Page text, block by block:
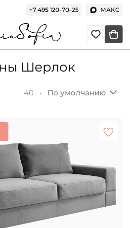
+7 495 120-70-25 МАКС
Шерлок
40 • По умолчанию